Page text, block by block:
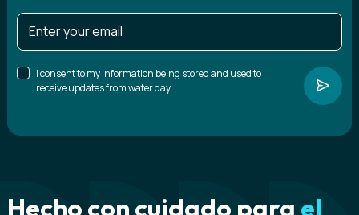
I consent to my information being stored and used to
receive updates from water.day.
Hecho con cuidado para el